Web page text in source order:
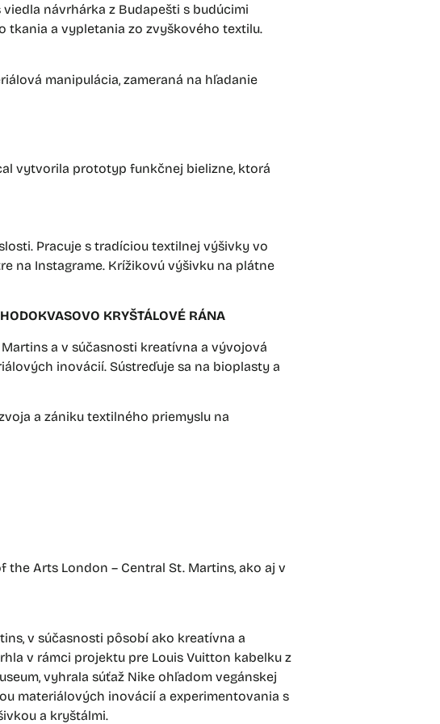
návrhárka z Budapešti s budúcimi
tkania a vypletania zo zvyškového textilu.
manipulácia, zameraná na hľadanie
vytvorila prototyp funkčnej bielizne, ktorá
Pracuje s tradíciou textilnej výšivky vo
na Instagrame. Krížikovú výšivku na plátne
KRYŠTÁLOVÉ RÁNA
a v súčasnosti kreatívna a vývojová
inovácií. Sústreďuje sa na bioplasty a
a zániku textilného priemyslu na
Arts London – Central St. Martins, ako aj v
v súčasnosti pôsobí ako kreatívna a
v rámci projektu pre Louis Vuitton kabelku z
vyhrala súťaž Nike ohľadom vegánskej
materiálových inovácií a experimentovania s
a kryštálmi.